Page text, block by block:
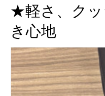
★軽さ、クッ
き心地